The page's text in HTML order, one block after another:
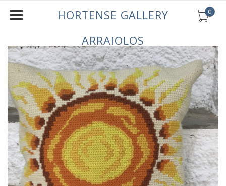
HORTENSE GALLERY
ARRAIOLOS
0